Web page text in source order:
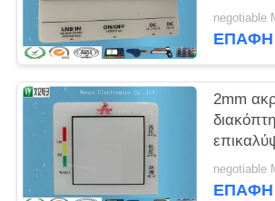
negotiable
ΕΠΑΦΉ
2mm
negotiable
ΕΠΑΦΉ